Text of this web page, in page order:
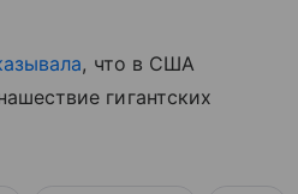
, что в США
гигантских